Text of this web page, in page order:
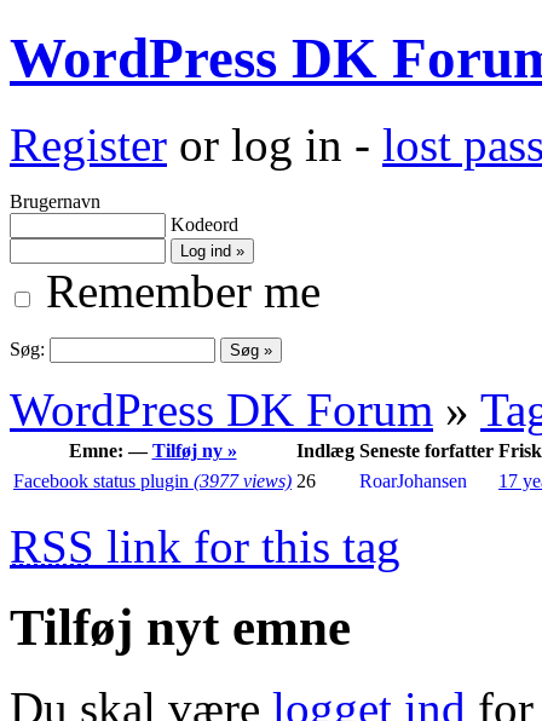
WordPress DK
Register or log in - lost
Brugernavn
Kodeord
Remember me
Søg:
WordPress DK Forum »
Emne: —Tilføj ny » Indlæg Seneste forfatter
Facebook status plugin (3977 views) 26 RoarJohansen 17
RSS link for this tag
Tilføj nyt emne
Du skal være logget ind for